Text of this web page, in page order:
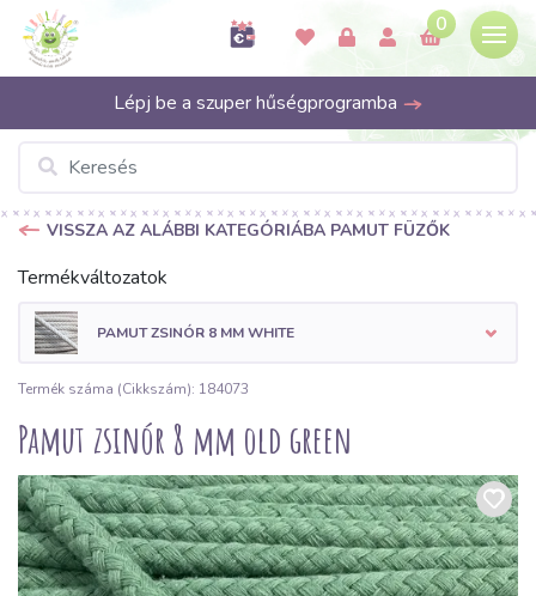
0
Lépj be a szuper hűségprogramba
VISSZA AZ ALÁBBI KATEGÓRIÁBA PAMUT FÜZŐK
Termékváltozatok
PAMUT ZSINÓR 8 MM WHITE
Termék száma (Cikkszám): 184073
Pamut zsinór 8 mm old green